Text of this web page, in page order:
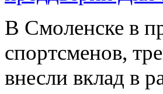
В Смоленске в
спортсменов,
внесли вклад в